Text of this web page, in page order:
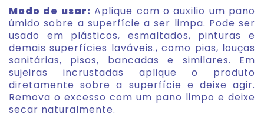
Modo de usar: Aplique com o auxilio um pano
úmido sobre a superfície a ser limpa. Pode ser
usado em plásticos, esmaltados, pinturas e
demais superfícies laváveis., como pias, louças
sanitárias, pisos, bancadas e similares. Em
sujeiras incrustadas aplique o produto
diretamente sobre a superfície e deixe agir.
Remova o excesso com um pano limpo e deixe
secar naturalmente.